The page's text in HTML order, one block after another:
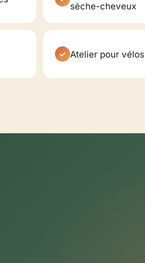
sèche-cheveux
Atelier pour vélos